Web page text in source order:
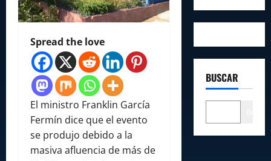
Spread the love
El ministro Franklin García
Fermín dice que el evento
se produjo debido a la
masiva afluencia de más de
BUSCAR